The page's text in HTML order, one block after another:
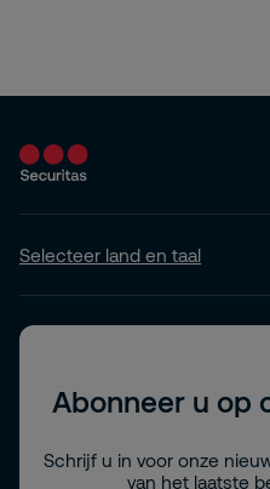
Selecteer land en taal
Abonneer u op
Schrijf u in voor onze
van het laatste